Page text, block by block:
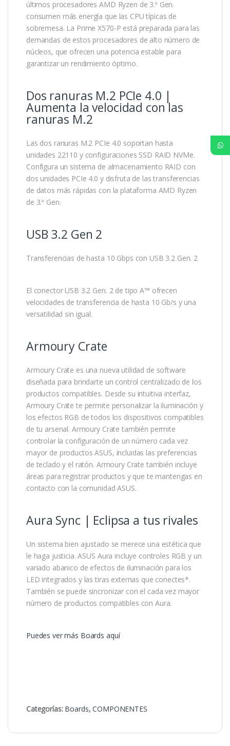
últimos procesadores AMD Ryzen de 3.ª Gen.
consumen más energía que las CPU típicas de
sobremesa. La Prime X570-P está preparada para las
demandas de estos procesadores de alto número de
núcleos, que ofrecen una potencia estable para
garantizar un rendimiento óptimo.
Dos ranuras M.2 PCIe 4.0 |
Aumenta la velocidad con las
ranuras M.2
Las dos ranuras M.2 PCIe 4.0 soportan hasta
unidades 22110 y configuraciones SSD RAID NVMe.
Configura un sistema de almacenamiento RAID con
dos unidades PCIe 4.0 y disfruta de las transferencias
de datos más rápidas con la plataforma AMD Ryzen
de 3.ª Gen.
USB 3.2 Gen 2
Transferencias de hasta 10 Gbps con USB 3.2 Gen. 2
El conector USB 3.2 Gen. 2 de tipo A™ ofrecen
velocidades de transferencia de hasta 10 Gb/s y una
versatilidad sin igual.
Armoury Crate
Armoury Crate es una nueva utilidad de software
diseñada para brindarte un control centralizado de los
productos compatibles. Desde su intuitiva interfaz,
Armoury Crate te permite personalizar la iluminación y
los efectos RGB de todos los dispositivos compatibles
de tu arsenal. Armoury Crate también permite
controlar la configuración de un número cada vez
mayor de productos ASUS, incluidas las preferencias
de teclado y el ratón. Armoury Crate también incluye
áreas para registrar productos y que te mantengas en
contacto con la comunidad ASUS.
Aura Sync | Eclipsa a tus rivales
Un sistema bien ajustado se merece una estética que
le haga justicia. ASUS Aura incluye controles RGB y un
variado abanico de efectos de iluminación para los
LED integrados y las tiras externas que conectes*.
También se puede sincronizar con el cada vez mayor
número de productos compatibles con Aura.
Puedes ver más Boards aquí
Categorías: Boards,COMPONENTES